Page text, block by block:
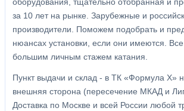
за 10 лет на рынке. Зарубежные и
производители. Поможем подобрать и
нюансах установки, если они имеются. Все
большим личным стажем катания.
Пункт выдачи и склад - в ТК «Формула X»
внешняя сторона (пересечение МКАД и
Доставка по Москве и всей России любой